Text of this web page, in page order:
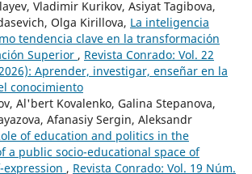
Vladimir Kurikov, Asiyat Tagibova,
Olga Kirillova, La inteligencia
tendencia clave en la transformación
Superior , Revista Conrado: Vol. 22
Aprender, investigar, enseñar en la
conocimiento
Al'bert Kovalenko, Galina Stepanova,
Afanasiy Sergin, Aleksandr
of education and politics in the
a public socio-educational space of
, Revista Conrado: Vol. 19 Núm.